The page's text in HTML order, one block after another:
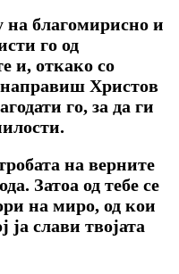
на благомирисно и
го од
и, откако со
Христов
го, за да ги
на верните
Затоа од тебе се
на миро, од кои
ја слави твојата